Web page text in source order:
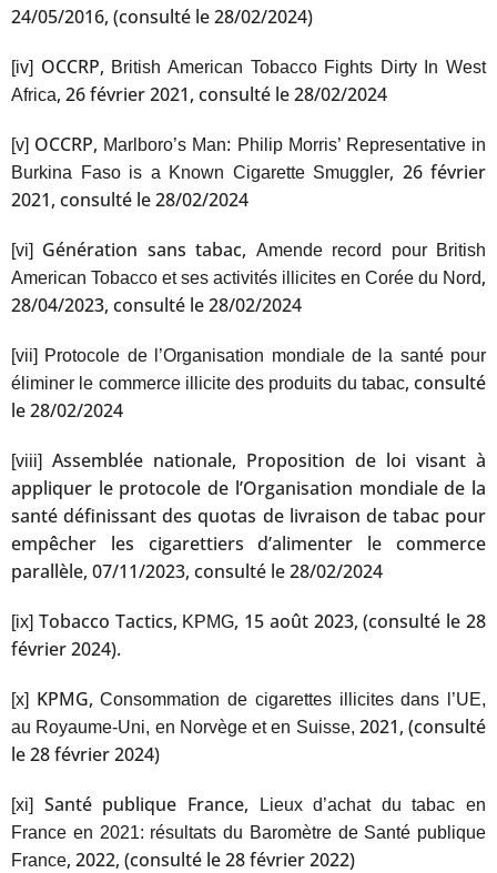
24/05/2016, (consulté le 28/02/2024)
[iv] OCCRP, British American Tobacco Fights Dirty In West
Africa, 26 février 2021, consulté le 28/02/2024
[v] OCCRP, Marlboro’s Man: Philip Morris’ Representative in
Burkina Faso is a Known Cigarette Smuggler, 26 février
2021, consulté le 28/02/2024
[vi] Génération sans tabac, Amende record pour British
American Tobacco et ses activités illicites en Corée du Nord,
28/04/2023, consulté le 28/02/2024
[vii] Protocole de l’Organisation mondiale de la santé pour
éliminer le commerce illicite des produits du tabac, consulté
le 28/02/2024
[viii]
Assemblée nationale, Proposition de loi visant à
appliquer le protocole de l’Organisation mondiale de la
santé définissant des quotas de livraison de tabac pour
empêcher les cigarettiers d’alimenter le commerce
parallèle, 07/11/2023, consulté le 28/02/2024
[ix] Tobacco Tactics, KPMG, 15 août 2023, (consulté le 28
février 2024).
[x] KPMG,Consommation de cigarettes illicites dans l’UE,
au Royaume-Uni, en Norvège et en Suisse, 2021, (consulté
le 28 février 2024)
[xi] Santé publique France,
Lieux d’achat du tabac en
France en 2021: résultats du Baromètre de Santé publique
France, 2022, (consulté le 28 février 2022)